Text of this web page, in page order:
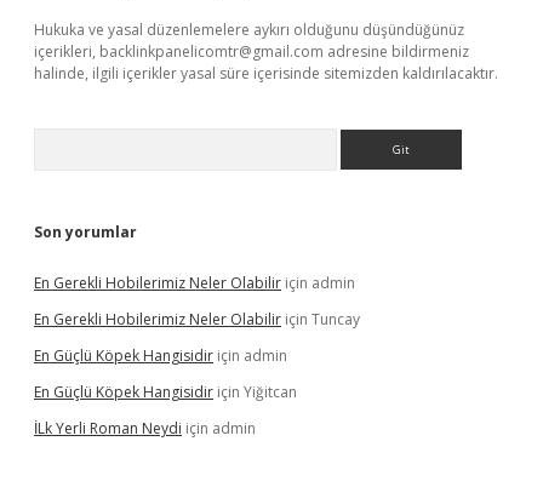
Hukuka ve yasal düzenlemelere aykırı olduğunu düşündüğünüz
içerikleri, backlinkpanelicomtr@gmail.com adresine bildirmeniz
halinde, ilgili içerikler yasal süre içerisinde sitemizden kaldırılacaktır.
Son yorumlar
En Gerekli Hobilerimiz Neler Olabilir için admin
En Gerekli Hobilerimiz Neler Olabilir için Tuncay
En Güçlü Köpek Hangisidir için admin
En Güçlü Köpek Hangisidir için Yiğitcan
İLk Yerli Roman Neydi için admin